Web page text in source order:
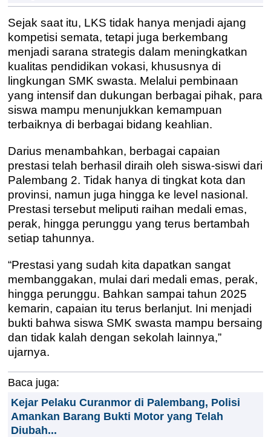
Sejak saat itu, LKS tidak hanya menjadi ajang
kompetisi semata, tetapi juga berkembang
menjadi sarana strategis dalam meningkatkan
kualitas pendidikan vokasi, khususnya di
lingkungan SMK swasta. Melalui pembinaan
yang intensif dan dukungan berbagai pihak, para
siswa mampu menunjukkan kemampuan
terbaiknya di berbagai bidang keahlian.
Darius menambahkan, berbagai capaian
prestasi telah berhasil diraih oleh siswa-siswi dari
Palembang 2. Tidak hanya di tingkat kota dan
provinsi, namun juga hingga ke level nasional.
Prestasi tersebut meliputi raihan medali emas,
perak, hingga perunggu yang terus bertambah
setiap tahunnya.
“Prestasi yang sudah kita dapatkan sangat
membanggakan, mulai dari medali emas, perak,
hingga perunggu. Bahkan sampai tahun 2025
kemarin, capaian itu terus berlanjut. Ini menjadi
bukti bahwa siswa SMK swasta mampu bersaing
dan tidak kalah dengan sekolah lainnya,”
ujarnya.
Baca juga:
Kejar Pelaku Curanmor di Palembang, Polisi
Amankan Barang Bukti Motor yang Telah
Diubah...